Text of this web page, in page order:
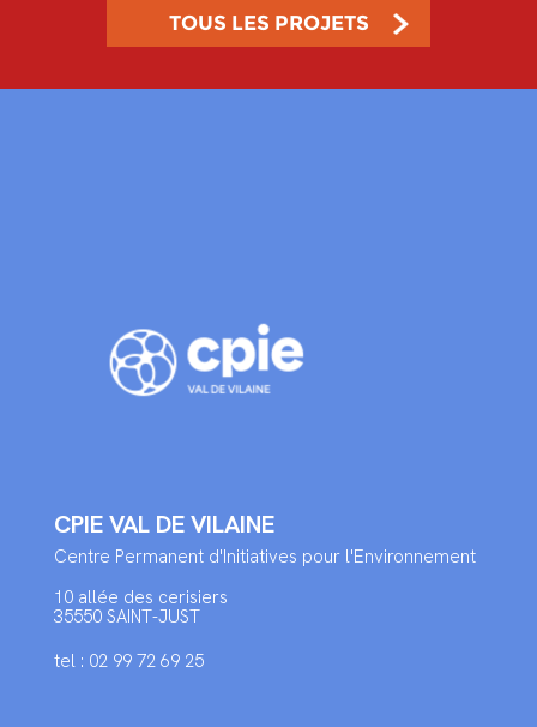
TOUS LES PROJETS
CPIE VAL DE VILAINE
Centre Permanent d'Initiatives pour l'Environnement
10 allée des cerisiers
35550 SAINT-JUST
tel : 02 99 72 69 25